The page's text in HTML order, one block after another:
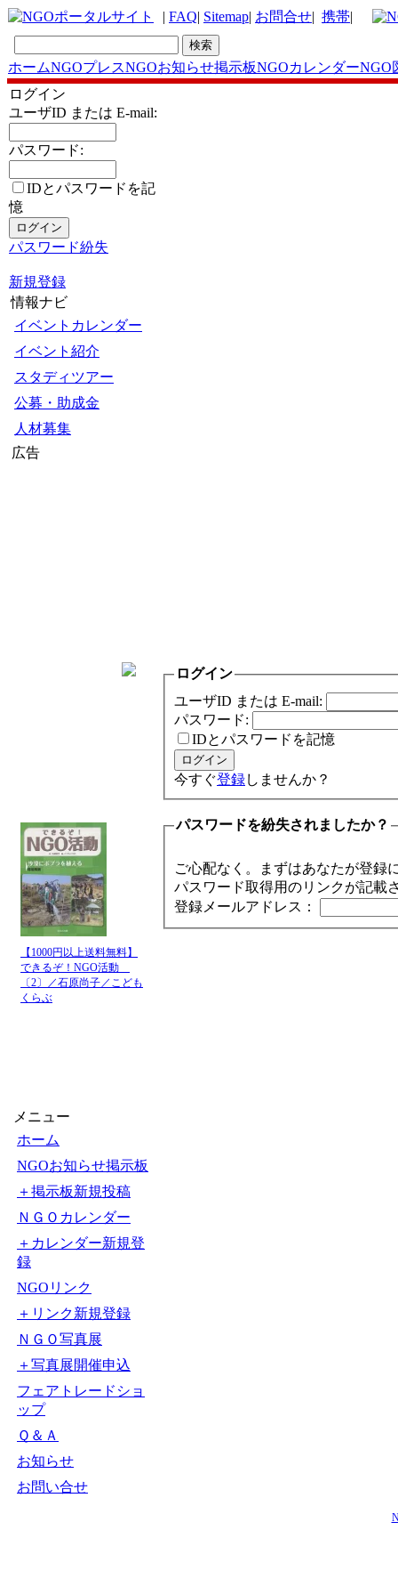
| FAQ| Sitemap| お問合せ| 携帯|
ホームNGOプレスNGOお知らせ掲示板NGOカレンダーNGO
ログイン
ユーザID または E-mail:
パスワード:
IDとパスワードを記
憶
パスワード紛失
新規登録
情報ナビ
イベントカレンダー
イベント紹介
スタディツアー
公募・助成金
人材募集
広告
【1000円以上送料無料】
できるぞ！NGO活動
〔2〕／石原尚子／こども
くらぶ
メニュー
ホーム
NGOお知らせ掲示板
＋掲示板新規投稿
ＮＧＯカレンダー
＋カレンダー新規登
録
NGOリンク
＋リンク新規登録
ＮＧＯ写真展
＋写真展開催申込
フェアトレードショ
ップ
Ｑ＆Ａ
お知らせ
お問い合せ
ログイン
ユーザID または E-mail:
パスワード:
IDとパスワードを記憶
今すぐ登録しませんか？
パスワードを紛失されましたか？
ご心配なく。まずはあなたが登録
パスワード取得用のリンクが記載
登録メールアドレス：